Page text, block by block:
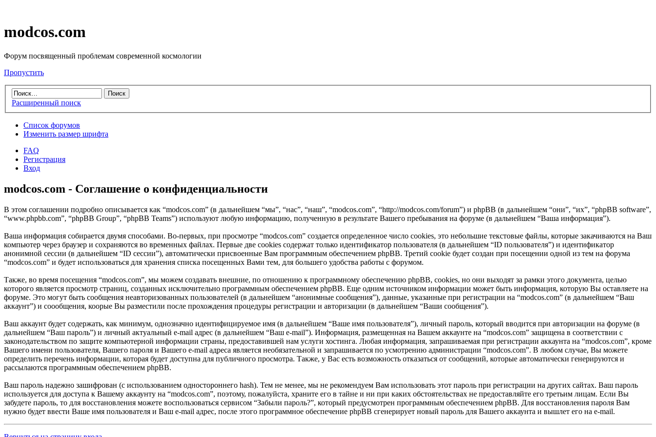
modcos.com
Форум посвященный проблемам современной космологии
Пропустить
Расширенный поиск
Список форумов
Изменить размер шрифта
FAQ
Регистрация
Вход
modcos.com - Соглашение о конфиденциальности
В этом соглашении подробно описывается как “modcos.com” (в дальнейшем “мы”, “нас”, “наш”, “modcos.com”, “http://modcos.com/forum”) и phpBB (в дальнейшем “они”, “их”, “phpBB software”,
“www.phpbb.com”, “phpBB Group”, “phpBB Teams”) используют любую информацию, полученную в результате Вашего пребывания на форуме (в дальнейшем “Ваша информация”).
Ваша информация собирается двумя способами. Во-первых, при просмотре “modcos.com” создается определенное число cookies, это небольшие текстовые файлы, которые закачиваются на Ваш
компьютер через браузер и сохраняются во временных файлах. Первые две cookies содержат только идентификатор пользователя (в дальнейшем “ID пользователя”) и идентификатор
анонимной сессии (в дальнейшем “ID сессии”), автоматически присвоенные Вам программным обеспечением phpBB. Третий cookie будет создан при посещении одной из тем на форума
“modcos.com” и будет использоваться для хранения списка посещенных Вами тем, для большего удобства работы с форумом.
Также, во время посещения “modcos.com”, мы можем создавать внешние, по отношению к программному обеспечению phpBB, cookies, но они выходят за рамки этого документа, целью
которого является просмотр страниц, созданных исключительно программным обеспечением phpBB. Еще одним источником информации может быть информация, которую Вы оставляете на
форуме. Это могут быть сообщения неавторизованных пользователей (в дальнейшем “анонимные сообщения”), данные, указанные при регистрации на “modcos.com” (в дальнейшем “Ваш
аккаунт”) и соообщения, коорые Вы разместили после прохождения процедуры регистрации и авторизации (в дальнейшем “Ваши сообщения”).
Ваш аккаунт будет содержать, как минимум, однозначно идентифицируемое имя (в дальнейшем “Ваше имя пользователя”), личный пароль, который вводится при авторизации на форуме (в
дальнейшем “Ваш пароль”) и личный актуальный e-mail адрес (в дальнейшем “Ваш e-mail”). Информация, размещенная на Вашем аккаунте на “modcos.com” защищена в соответствии с
законодательством по защите компьютерной информации страны, предоставившей нам услуги хостинга. Любая информация, запрашиваемая при регистрации аккаунта на “modcos.com”, кроме
Вашего имени пользователя, Вашего пароля и Вашего e-mail адреса является необязательной и запрашивается по усмотрению администрации “modcos.com”. В любом случае, Вы можете
определить перечень информации, которая будет доступна для публичного просмотра. Также, у Вас есть возможность отказаться от сообщений, которые автоматически генерируются и
рассылаются программным обеспечением phpBB.
Ваш пароль надежно зашифрован (с использованием одностороннего hash). Тем не менее, мы не рекомендуем Вам использовать этот пароль при регистрации на других сайтах. Ваш пароль
используется для доступа к Вашему аккаунту на “modcos.com”, поэтому, пожалуйста, храните его в тайне и ни при каких обстоятельствах не предоставляйте его третьим лицам. Если Вы
забудете пароль, то для восстановления можете воспользоваться сервисом “Забыли пароль?”, который предусмотрен программным обеспечением phpBB. Для восстановления пароля Вам
нужно будет ввести Ваше имя пользователя и Ваш e-mail адрес, после этого программное обеспечение phpBB сгенерирует новый пароль для Вашего аккаунта и вышлет его на e-mail.